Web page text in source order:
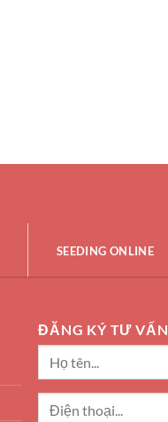
SEEDING ONLINE
ĐĂNG KÝ TƯ VẤN